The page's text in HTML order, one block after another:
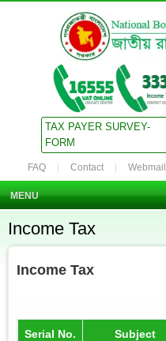
TAX PAYER SURVEY-
FORM
FAQ Contact Webmail
MENU
Income Tax
Income Tax
Serial No. Subject